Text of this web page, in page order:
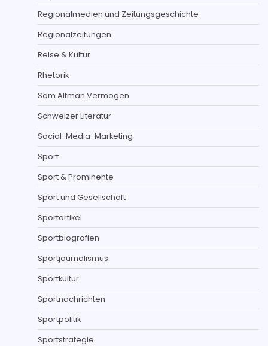
Regionalmedien und Zeitungsgeschichte
Regionalzeitungen
Reise & Kultur
Rhetorik
Sam Altman Vermögen
Schweizer Literatur
Social-Media-Marketing
Sport
Sport & Prominente
Sport und Gesellschaft
Sportartikel
Sportbiografien
Sportjournalismus
Sportkultur
Sportnachrichten
Sportpolitik
Sportstrategie